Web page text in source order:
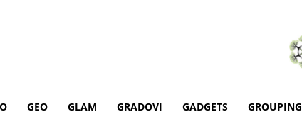
GEO GLAM GRADOVI GADGETS GROUPING